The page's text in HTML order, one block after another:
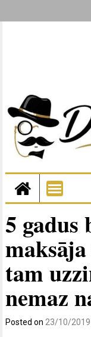
5 gadus
tam
nemaz
Posted on23/10/2019